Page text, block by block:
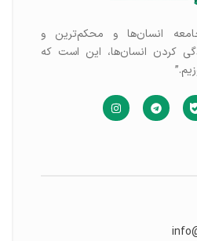
انسان‌ها و محکم‌ترین و
کردن انسان‌ها، این است که